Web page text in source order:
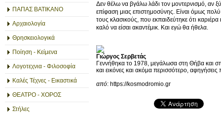
ΠΑΠΑΣ ΒΑΤΙΚΑΝΟ
Αρχαιολογία
Θρησκειολογικά
Ποίηση - Κείμενα
Λογοτεχνια - Φιλοσοφία
Καλές Τέχνες - Εικαστικά
ΘΕΑΤΡΟ - ΧΟΡΟΣ
Στήλες
Δεν θέλω να βγάλω λάδι τον μοντερνισμό, αν
επίφαση μιας επιστημοσύνης. Είναι όμως
τους κλασικούς, που εκπαιδεύτηκε ότι
καλό να είσαι ακαντέμικ. Και εγώ θα ήθελα.
Γιώργος Σερβετάς
Γεννήθηκα το 1978, μεγάλωσα στη Θήβα και
και εικόνες και ακόμα περισσότερο, αφηγήσεις
από: https://kosmodromio.gr